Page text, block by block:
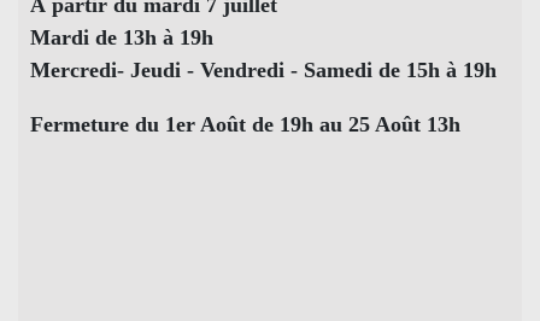
Mardi de 13h à 19h
Mercredi- Jeudi - Vendredi - Samedi de 15h à 19h
Fermeture du 1er Août de 19h au 25 Août 13h